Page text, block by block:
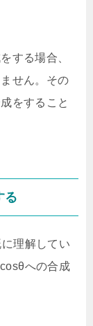
する場合、
せん。その
をすること
る
理解してい
への合成